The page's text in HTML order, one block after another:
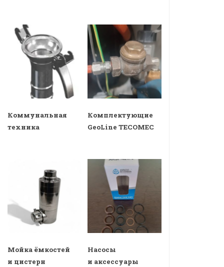
Коммунальная
техника
Комплектующие
GeoLine TECOMEC
Мойка ёмкостей
и цистерн
Насосы
и аксессуары